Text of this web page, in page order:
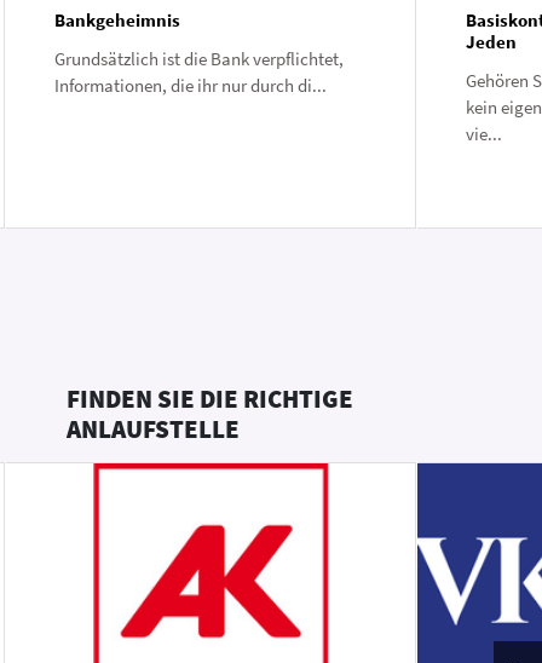
Bankgeheimnis
Grundsätzlich ist die Bank verpflichtet,
Informationen, die ihr nur durch di...
Jeden
Gehören
kein
vie...
FINDEN SIE DIE RICHTIGE
ANLAUFSTELLE